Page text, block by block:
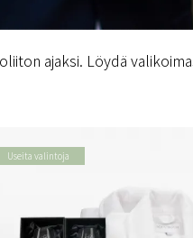
ajaksi. Löydä
Useita valintoja